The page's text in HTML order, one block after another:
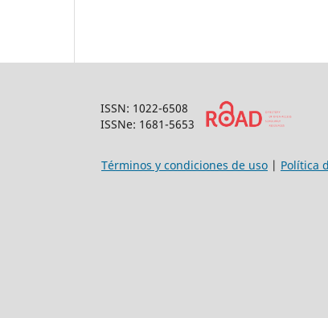
ISSN: 1022-6508
ISSNe: 1681-5653
Términos y condiciones de uso | Política